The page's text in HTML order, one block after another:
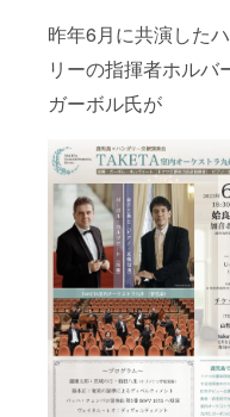
昨年6月に共演した
リーの指揮者ホルバ
ガーボル氏が